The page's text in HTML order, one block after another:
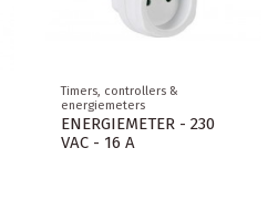
Timers, controllers &
energiemeters
ENERGIEMETER - 230
VAC - 16 A